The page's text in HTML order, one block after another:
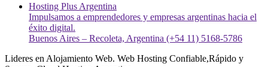
Hosting Plus Argentina
Impulsamos a emprendedores y empresas argentinas hacia el
éxito digital.
Buenos Aires – Recoleta, Argentina (+54 11) 5168-5786
Lideres en Alojamiento Web. Web Hosting Confiable,Rápido y